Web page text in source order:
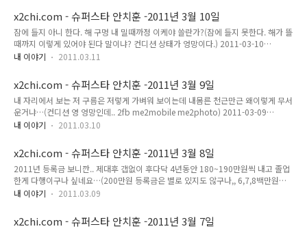
x2chi.com - 슈퍼스타 안치훈 -2011년 3월 10일
잠에 들지 아니 한다. 해 구멍 내 밀때까정 이케야 쓸란가?(잠에 들지 못한다. 해가 뜰
때까지 이렇게 있어야 된다 말이냐? 컨디션 상태가 엉망이다.) 2011-03-10
04:11:32 이 글은 슈퍼스타님의 2011년 3월 10일의 미투데이 내용입니다.
내 이야기 2011.03.11
x2chi.com - 슈퍼스타 안치훈 -2011년 3월 9일
내 자리에서 보는 저 구름은 저렇게 가벼워 보이는데 내몸른 천근만근 왜이렇게 무서
운거냐…(컨디션 영 엉망인데.. 2fb me2mobile me2photo) 2011-03-09
13:54:02 내몸이 천근만근 이라니 대표님이 주신 선물….(오메가3 저거도 피로 회복
03-09 19:33:02 이 글은 슈퍼스타님의 2011년 3월 9일의 미투데이 내용입니다.
내 이야기 2011.03.10
x2chi.com - 슈퍼스타 안치훈 -2011년 3월 8일
2011년 등록금 보니깐.. 제대후 갭없이 후다닥 4년동안 180~190만원씩 내고 졸업
한게 다행이구나 싶네요…(200만원 등록금은 별로 있지도 않구나,, 6,7,8백만원
씩.... 미친거 같다....) 2011-03-08 13:12:33 이번주의 문화 생활….2011년 03월
13일 일요일 오후 7시 아이유 디셈버 리쌍 불우장학생돕기 콘서트 공연3시간 희선
이는 마치고 다시 서울 올라가려면 힘들겠네~! 2fb me2photo) 2011-03-08
내 이야기 2011.03.09
x2chi.com - 슈퍼스타 안치훈 -2011년 3월 7일